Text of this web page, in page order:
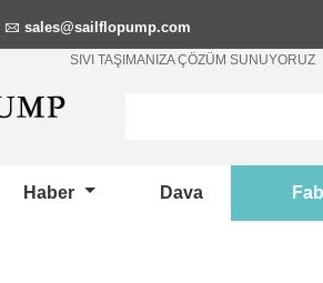
 sales@sailflopump.com
SIVI TAŞIMANIZA ÇÖZÜM SUNUYORUZ
Haber Dava